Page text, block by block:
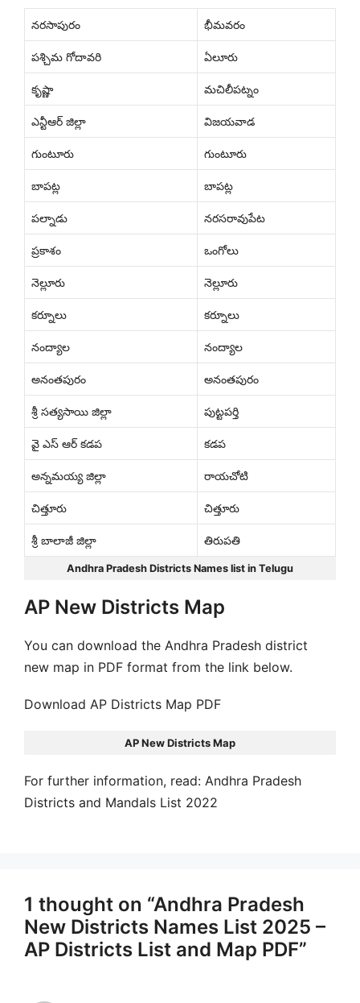
నరసాపురం భీమవరం
పశ్చిమ గోదావరి ఏలూరు
కృష్ణా మచిలీపట్నం
ఎన్టీఆర్ జిల్లా విజయవాడ
గుంటూరు గుంటూరు
బాపట్ల బాపట్ల
పల్నాడు నరసరావుపేట
ప్రకాశం ఒంగోలు
నెల్లూరు నెల్లూరు
కర్నూలు కర్నూలు
నంద్యాల నంద్యాల
అనంతపురం అనంతపురం
శ్రీ సత్యసాయి జిల్లా పుట్టపర్తి
వై ఎస్ ఆర్ కడప కడప
అన్నమయ్య జిల్లా రాయచోటి
చిత్తూరు చిత్తూరు
శ్రీ బాలాజీ జిల్లా తిరుపతి
Andhra Pradesh Districts Names list in Telugu
AP New Districts Map
You can download the Andhra Pradesh district
new map in PDF format from the link below.
Download AP Districts Map PDF
AP New Districts Map
For further information, read: Andhra Pradesh
Districts and Mandals List 2022
1 thought on “Andhra Pradesh
New Districts Names List 2025 –
AP Districts List and Map PDF”